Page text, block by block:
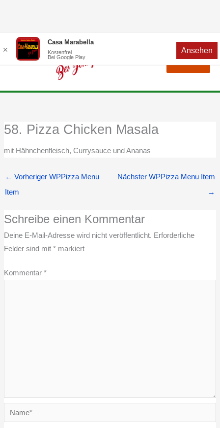
Inhalt
Menü
58. Pizza Chicken Masala
mit Hähnchenfleisch, Currysauce und Ananas
← Vorheriger WPPizza Menu
Item
Nächster WPPizza Menu Item
→
Schreibe einen Kommentar
Deine E-Mail-Adresse wird nicht veröffentlicht. Erforderliche
Felder sind mit *markiert
Kommentar *
Name*
✕
Casa Marabella
Kostenfrei
Bei Google Play
Ansehen